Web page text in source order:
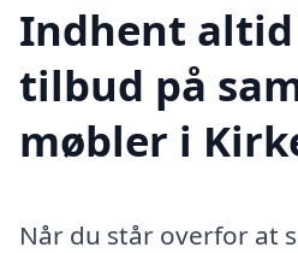
Indhent
tilbud på
møbler i
Når du står overfor at